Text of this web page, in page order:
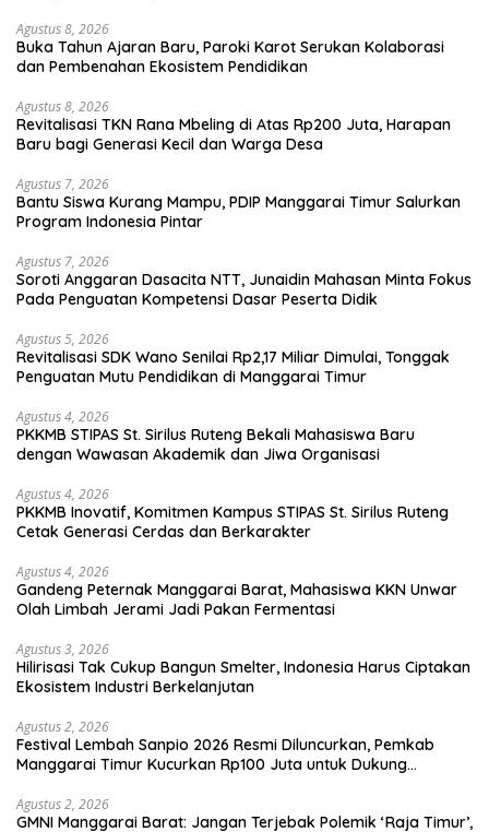
Agustus 8, 2026
Buka Tahun Ajaran Baru, Paroki Karot Serukan Kolaborasi
dan Pembenahan Ekosistem Pendidikan
Agustus 8, 2026
Revitalisasi TKN Rana Mbeling di Atas Rp200 Juta, Harapan
Baru bagi Generasi Kecil dan Warga Desa
Agustus 7, 2026
Bantu Siswa Kurang Mampu, PDIP Manggarai Timur Salurkan
Program Indonesia Pintar
Agustus 7, 2026
Soroti Anggaran Dasacita NTT, Junaidin Mahasan Minta Fokus
Pada Penguatan Kompetensi Dasar Peserta Didik
Agustus 5, 2026
Revitalisasi SDK Wano Senilai Rp2,17 Miliar Dimulai, Tonggak
Penguatan Mutu Pendidikan di Manggarai Timur
Agustus 4, 2026
PKKMB STIPAS St. Sirilus Ruteng Bekali Mahasiswa Baru
dengan Wawasan Akademik dan Jiwa Organisasi
Agustus 4, 2026
PKKMB Inovatif, Komitmen Kampus STIPAS St. Sirilus Ruteng
Cetak Generasi Cerdas dan Berkarakter
Agustus 4, 2026
Gandeng Peternak Manggarai Barat, Mahasiswa KKN Unwar
Olah Limbah Jerami Jadi Pakan Fermentasi
Agustus 3, 2026
Hilirisasi Tak Cukup Bangun Smelter, Indonesia Harus Ciptakan
Ekosistem Industri Berkelanjutan
Agustus 2, 2026
Festival Lembah Sanpio 2026 Resmi Diluncurkan, Pemkab
Manggarai Timur Kucurkan Rp100 Juta untuk Dukung
Agustus 2, 2026
GMNI Manggarai Barat: Jangan Terjebak Polemik ‘Raja Timur’,